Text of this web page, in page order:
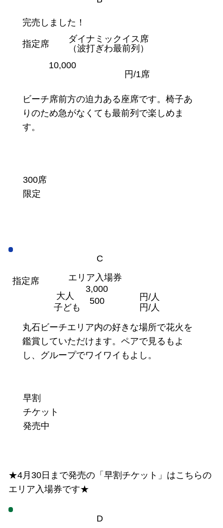
完売しました！
指定席
ダイナミックイス席
（波打ぎわ最前列）
10,000
円/1席
ビーチ席前方の迫力ある座席です。椅子あ
りのため急がなくても最前列で楽しめま
す。
300席
限定
C
指定席
エリア入場券
大人
3,000
円/人
子ども
500
円/人
丸石ビーチエリア内の好きな場所で花火を
鑑賞していただけます。ペアで見るもよ
し、グループでワイワイもよし。
早割
チケット
​発売中
★4月30日まで発売の「早割チケット」はこちらの
エリア入場券です★
D